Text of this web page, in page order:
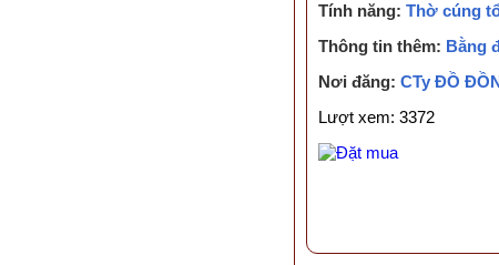
Tính năng: Thờ cúng
Thông tin thêm: Bằng
Nơi đăng: CTy ĐỒ
Lượt xem: 3372